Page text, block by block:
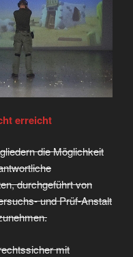
erreicht
die Möglichkeit
durchgeführt von
und Prüf-Anstalt
mit